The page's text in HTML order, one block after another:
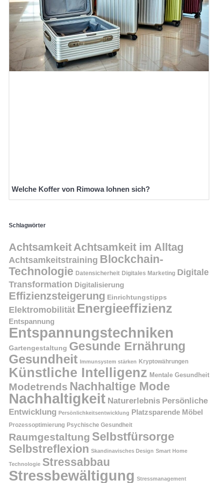
Welche Koffer von Rimowa lohnen sich?
Schlagwörter
Achtsamkeit Achtsamkeit im Alltag
Achtsamkeitstraining Blockchain-
Technologie Datensicherheit Digitales Marketing Digitale
Transformation Digitalisierung
Effizienzsteigerung Einrichtungstipps
Elektromobilität Energieeffizienz
Entspannung
Entspannungstechniken
Gartengestaltung Gesunde Ernährung
Gesundheit Immunsystem stärken Kryptowährungen
Künstliche Intelligenz Mentale Gesundheit
Modetrends Nachhaltige Mode
Nachhaltigkeit Naturerlebnis Persönliche
Entwicklung Persönlichkeitsentwicklung Platzsparende Möbel
Prozessoptimierung Psychische Gesundheit
Raumgestaltung Selbstfürsorge
Selbstreflexion Skandinavisches Design Smart Home
Technologie Stressabbau
Stressbewältigung Stressmanagement